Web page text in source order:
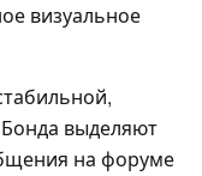
визуальное
выделяют
на форуме